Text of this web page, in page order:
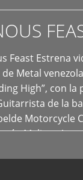
Feast Estrena
Metal
High”, con
de la
Motorcycle
Melissa